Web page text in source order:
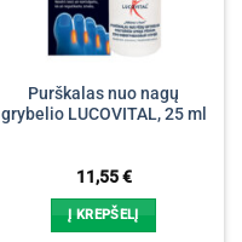
Purškalas nuo nagų
grybelio LUCOVITAL, 25 ml
11,55€
Į KREPŠELĮ